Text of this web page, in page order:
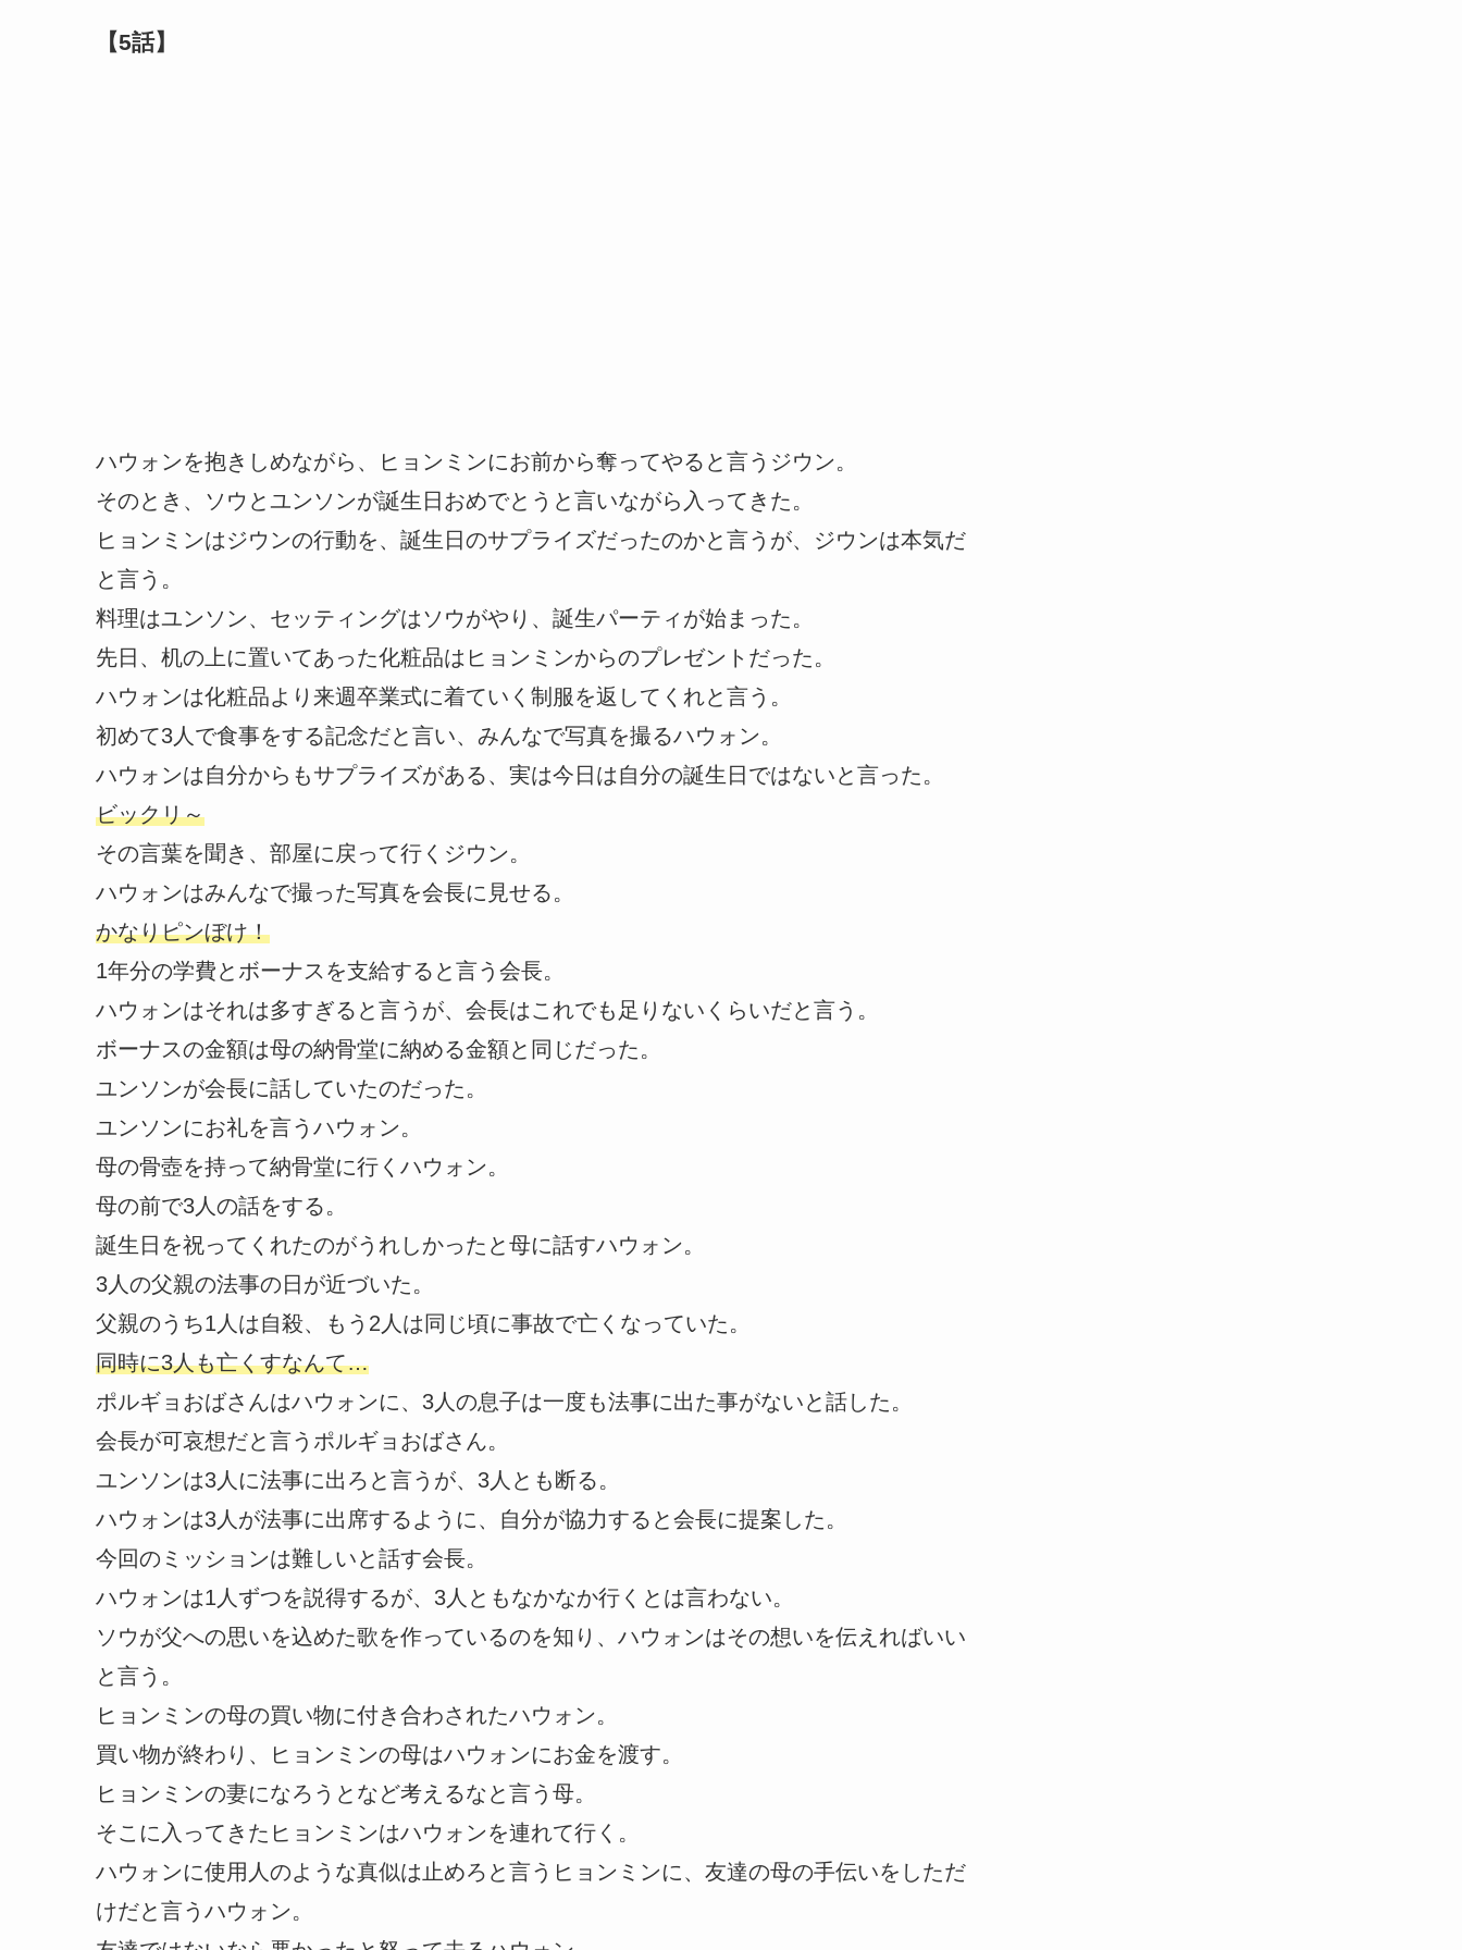
【5話】
ハウォンを抱きしめながら、ヒョンミンにお前から奪ってやると言うジウン。
そのとき、ソウとユンソンが誕生日おめでとうと言いながら入ってきた。
ヒョンミンはジウンの行動を、誕生日のサプライズだったのかと言うが、ジウンは本気だ
と言う。
料理はユンソン、セッティングはソウがやり、誕生パーティが始まった。
先日、机の上に置いてあった化粧品はヒョンミンからのプレゼントだった。
ハウォンは化粧品より来週卒業式に着ていく制服を返してくれと言う。
初めて3人で食事をする記念だと言い、みんなで写真を撮るハウォン。
ハウォンは自分からもサプライズがある、実は今日は自分の誕生日ではないと言った。
ビックリ～
その言葉を聞き、部屋に戻って行くジウン。
ハウォンはみんなで撮った写真を会長に見せる。
かなりピンぼけ！
1年分の学費とボーナスを支給すると言う会長。
ハウォンはそれは多すぎると言うが、会長はこれでも足りないくらいだと言う。
ボーナスの金額は母の納骨堂に納める金額と同じだった。
ユンソンが会長に話していたのだった。
ユンソンにお礼を言うハウォン。
母の骨壺を持って納骨堂に行くハウォン。
母の前で3人の話をする。
誕生日を祝ってくれたのがうれしかったと母に話すハウォン。
3人の父親の法事の日が近づいた。
父親のうち1人は自殺、もう2人は同じ頃に事故で亡くなっていた。
同時に3人も亡くすなんて…
ポルギョおばさんはハウォンに、3人の息子は一度も法事に出た事がないと話した。
会長が可哀想だと言うポルギョおばさん。
ユンソンは3人に法事に出ろと言うが、3人とも断る。
ハウォンは3人が法事に出席するように、自分が協力すると会長に提案した。
今回のミッションは難しいと話す会長。
ハウォンは1人ずつを説得するが、3人ともなかなか行くとは言わない。
ソウが父への思いを込めた歌を作っているのを知り、ハウォンはその想いを伝えればいい
と言う。
ヒョンミンの母の買い物に付き合わされたハウォン。
買い物が終わり、ヒョンミンの母はハウォンにお金を渡す。
ヒョンミンの妻になろうとなど考えるなと言う母。
そこに入ってきたヒョンミンはハウォンを連れて行く。
ハウォンに使用人のような真似は止めろと言うヒョンミンに、友達の母の手伝いをしただ
けだと言うハウォン。